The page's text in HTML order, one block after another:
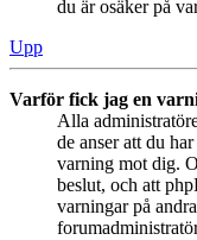
du är osäker på
Upp
Varför fick jag en
Alla
de anser att du
varning mot dig.
beslut, och att
varningar på